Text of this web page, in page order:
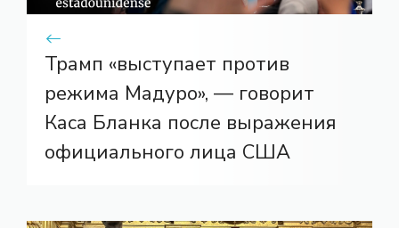
Трамп «выступает против
режима Мадуро», — говорит
Каса Бланка после выражения
официального лица США